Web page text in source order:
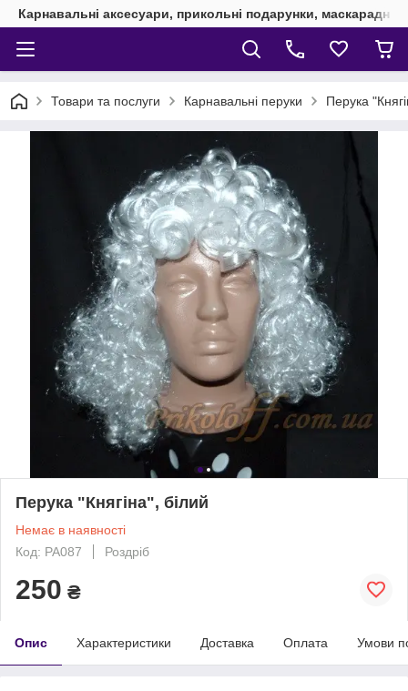
Карнавальні аксесуари, прикольні подарунки, маскарадні
Товари та послуги Карнавальні перуки Перука
Перука "Княгіна", білий
Немає в наявності
Код: PA087
Роздріб
250 ₴
Опис Характеристики Доставка Оплата Умови